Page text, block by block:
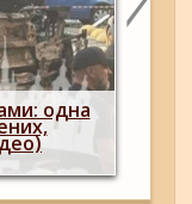
окремий
на